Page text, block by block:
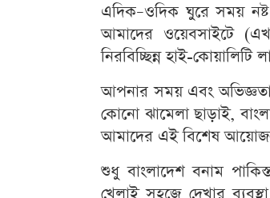
এদিক–ওদিক ঘুরে সময় নষ্ট
আমাদের ওয়েবসাইটে
নিরবিচ্ছিন্ন হাই-কোয়ালিটি
আপনার সময় এবং
কোনো ঝামেলা ছাড়াই,
আমাদের এই বিশেষ
শুধু বাংলাদেশ বনাম